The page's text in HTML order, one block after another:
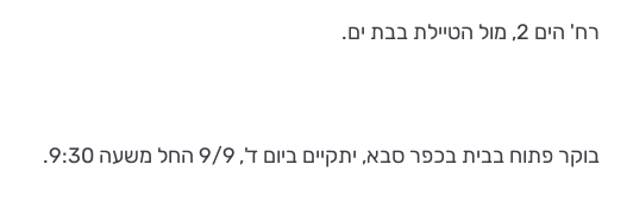
רח' הים 2, מול הטיילת בבת ים.
בוקר פתוח בבית בכפר סבא, יתקיים ביום ד', 9/9 החל משעה 9:30.